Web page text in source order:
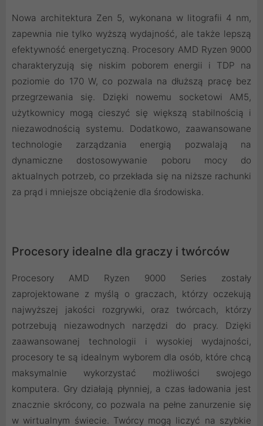
Nowa architektura Zen 5, wykonana w litografii 4 nm,
zapewnia nie tylko wyższą wydajność, ale także lepszą
efektywność energetyczną. Procesory AMD Ryzen 9000
charakteryzują się niskim poborem energii i TDP na
poziomie do 170 W, co pozwala na dłuższą pracę bez
przegrzewania się. Dzięki nowemu socketowi AM5,
użytkownicy mogą cieszyć się większą stabilnością i
niezawodnością systemu. Dodatkowo, zaawansowane
technologie zarządzania energią pozwalają na
dynamiczne dostosowywanie poboru mocy do
aktualnych potrzeb, co przekłada się na niższe rachunki
za prąd i mniejsze obciążenie dla środowiska.
Procesory idealne dla graczy i twórców
Procesory AMD Ryzen 9000 Series zostały
zaprojektowane z myślą o graczach, którzy oczekują
najwyższej jakości rozgrywki, oraz twórcach, którzy
potrzebują niezawodnych narzędzi do pracy. Dzięki
zaawansowanej technologii i wysokiej wydajności,
procesory te są idealnym wyborem dla osób, które chcą
maksymalnie wykorzystać możliwości swojego
komputera. Gry działają płynniej, a czas ładowania jest
znacznie skrócony, co pozwala na pełne zanurzenie się
w wirtualnym świecie. Twórcy mogą liczyć na szybkie